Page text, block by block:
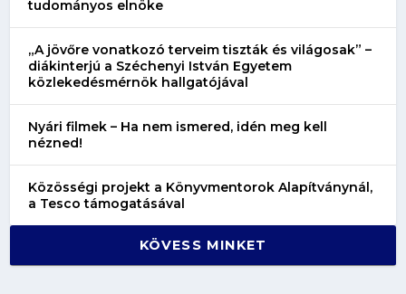
tudományos elnöke
„A jövőre vonatkozó terveim tiszták és világosak” –
diákinterjú a Széchenyi István Egyetem
közlekedésmérnök hallgatójával
Nyári filmek – Ha nem ismered, idén meg kell
nézned!
Közösségi projekt a Könyvmentorok Alapítványnál,
a Tesco támogatásával
KÖVESS MINKET